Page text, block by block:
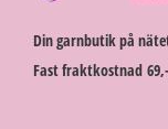
Din garnbutik på
Fast fraktkostnad